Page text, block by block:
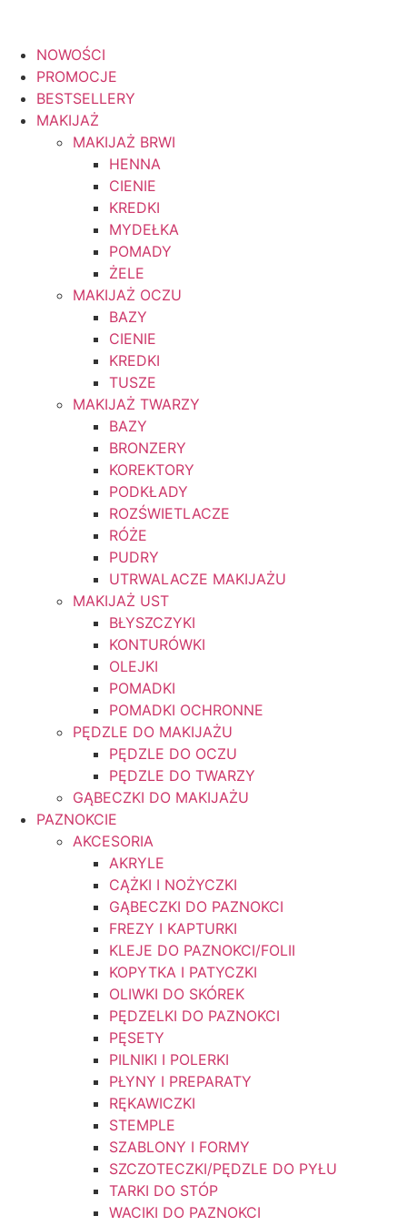
Gratisy do zamówień od 199zł
NOWOŚCI
PROMOCJE
BESTSELLERY
MAKIJAŻ
MAKIJAŻ BRWI
HENNA
CIENIE
KREDKI
MYDEŁKA
POMADY
ŻELE
MAKIJAŻ OCZU
BAZY
CIENIE
KREDKI
TUSZE
MAKIJAŻ TWARZY
BAZY
BRONZERY
KOREKTORY
PODKŁADY
ROZŚWIETLACZE
RÓŻE
PUDRY
UTRWALACZE MAKIJAŻU
MAKIJAŻ UST
BŁYSZCZYKI
KONTURÓWKI
OLEJKI
POMADKI
POMADKI OCHRONNE
PĘDZLE DO MAKIJAŻU
PĘDZLE DO OCZU
PĘDZLE DO TWARZY
GĄBECZKI DO MAKIJAŻU
PAZNOKCIE
AKCESORIA
AKRYLE
CĄŻKI I NOŻYCZKI
GĄBECZKI DO PAZNOKCI
FREZY I KAPTURKI
KLEJE DO PAZNOKCI/FOLII
KOPYTKA I PATYCZKI
OLIWKI DO SKÓREK
PĘDZELKI DO PAZNOKCI
PĘSETY
PILNIKI I POLERKI
PŁYNY I PREPARATY
RĘKAWICZKI
STEMPLE
SZABLONY I FORMY
SZCZOTECZKI/PĘDZLE DO PYŁU
TARKI DO STÓP
WACIKI DO PAZNOKCI